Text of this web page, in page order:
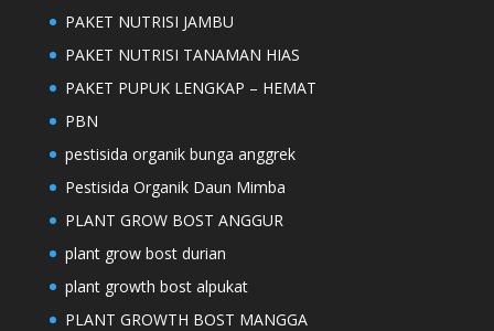
PAKET NUTRISI JAMBU
PAKET NUTRISI TANAMAN HIAS
PAKET PUPUK LENGKAP – HEMAT
PBN
pestisida organik bunga anggrek
Pestisida Organik Daun Mimba
PLANT GROW BOST ANGGUR
plant grow bost durian
plant growth bost alpukat
PLANT GROWTH BOST MANGGA